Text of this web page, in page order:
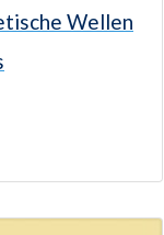
Wellen